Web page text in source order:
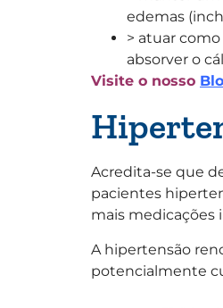
edemas
> atuar
absorver o
Visite o nosso
Acredita-se que
pacientes
mais medicações
A hipertensão
potencialmente